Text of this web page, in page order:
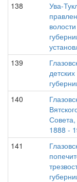
138
Ува-
139
140
Совета,
1888 -
141